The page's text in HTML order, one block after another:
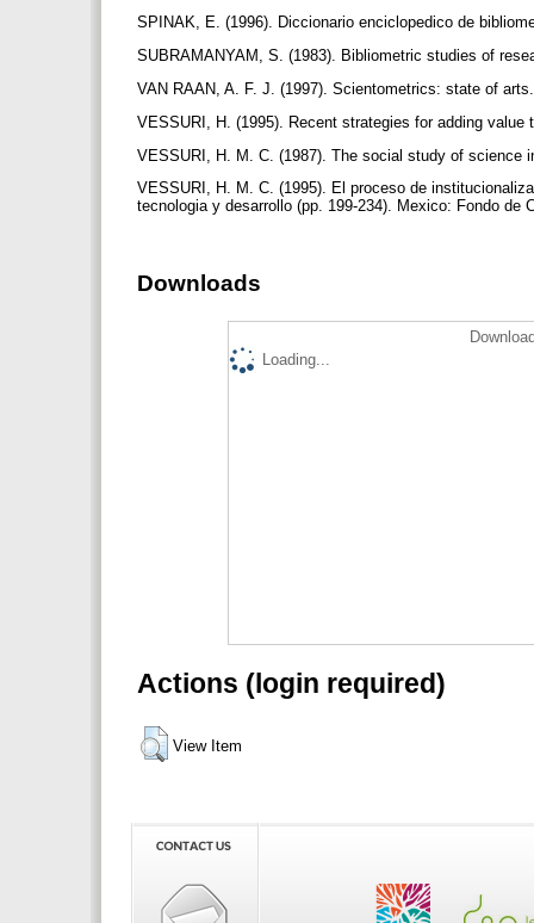
SPINAK, E. (1996). Diccionario enciclopedico de
SUBRAMANYAM, S. (1983). Bibliometric studies of
VAN RAAN, A. F. J. (1997). Scientometrics: state of
VESSURI, H. (1995). Recent strategies for adding
VESSURI, H. M. C. (1987). The social study of
VESSURI, H. M. C. (1995). El proceso de
tecnologia y desarrollo (pp. 199-234). Mexico: Fondo de
Downloads
Loading...
Actions (login required)
View Item